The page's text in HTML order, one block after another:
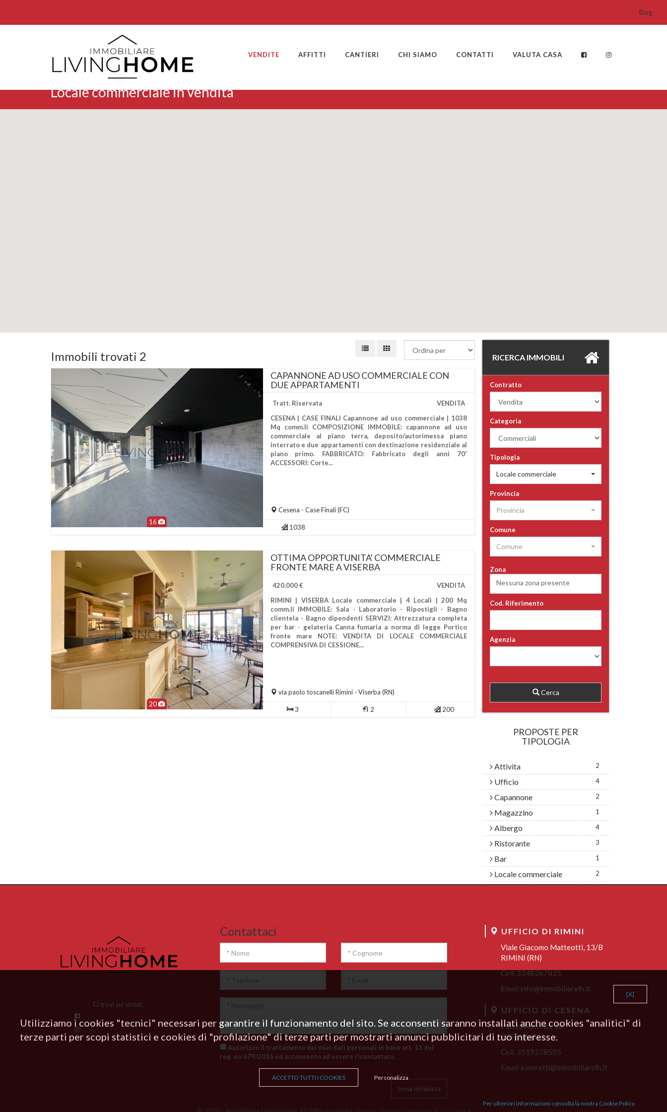
Blog
VENDITE AFFITTI CANTIERI CHI SIAMO CONTATTI VALUTA CASA
Locale commerciale in vendita
Immobili trovati 2
16
Più Informazioni
CAPANNONE AD USO COMMERCIALE CON
DUE APPARTAMENTI
Tratt. Riservata
VENDITA
CESENA | CASE FINALI Capannone ad uso commerciale | 1038
Mq comm.li COMPOSIZIONE IMMOBILE: capannone ad uso
commerciale al piano terra, deposito/autorimessa piano
interrato e due appartamenti con destinazione residenziale al
piano primo. FABBRICATO: Fabbricato degli anni 70'
ACCESSORI: Corte...
Cesena - Case Finali (FC)
1038
20
OTTIMA OPPORTUNITA' COMMERCIALE
FRONTE MARE A VISERBA
420.000 €
VENDITA
RIMINI | VISERBA Locale commerciale | 4 Locali | 200 Mq
comm.li IMMOBILE: Sala - Laboratorio - Ripostigli - Bagno
clientela - Bagno dipendenti SERVIZI: Attrezzatura completa
per bar - gelateria Canna fumaria a norma di legge Portico
fronte mare NOTE: VENDITA DI LOCALE COMMERCIALE
COMPRENSIVA DI CESSIONE...
via paolo toscanelli Rimini- Viserba (RN)
3 2 200
RICERCA IMMOBILI
Contratto
Categoria
Tipologia
Locale commerciale
Provincia
Provincia
Comune
Comune
Zona
Nessuna zona presente
Cod. Riferimento
Agenzia
Cerca
PROPOSTE PER
TIPOLOGIA
Attivita 2
Ufficio 4
Capannone 2
Magazzino 1
Albergo 4
Ristorante 3
Bar 1
Locale commerciale 2
Ci trovi sui social:
Contattaci
Autorizzo il trattamento dei miei dati personali in base art. 13 del
reg. eu 679/2016 ed acconsento ad essere ricontattato.
UFFICIO DI RIMINI
Viale Giacomo Matteotti, 13/B
RIMINI (RN)
Cell.3348267835
Email info@immobiliarelh.it
UFFICIO DI CESENA
Piazza Almerici, 18
CESENA (FC)
Cell. 3519278505
Email a.moretti@immobiliarelh.it
[X]
Utilizziamo i cookies "tecnici" necessari per garantire il funzionamento del sito. Se acconsenti saranno installati anche cookies "analitici" di
terze parti per scopi statistici e cookies di "profilazione" di terze parti per mostrarti annunci pubblicitari di tuo interesse.
ACCETTO TUTTI I COOKIES Personalizza
Per ulteriori informazioni consulta la nostra Cookie Policy